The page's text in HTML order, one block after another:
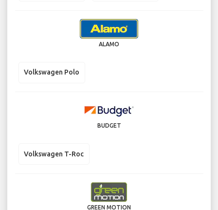
ALAMO
Volkswagen Polo
BUDGET
Volkswagen T-Roc
GREEN MOTION